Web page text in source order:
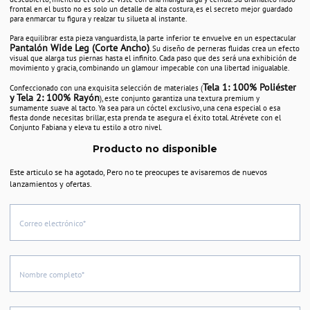
frontal en el busto no es solo un detalle de alta costura, es el secreto mejor guardado
para enmarcar tu figura y realzar tu silueta al instante.
Para equilibrar esta pieza vanguardista, la parte inferior te envuelve en un espectacular
Pantalón Wide Leg (Corte Ancho). Su diseño de perneras fluidas crea un efecto
visual que alarga tus piernas hasta el infinito. Cada paso que des será una exhibición de
movimiento y gracia, combinando un glamour impecable con una libertad inigualable.
Confeccionado con una exquisita selección de materiales (Tela 1: 100% Poliéster
y Tela 2: 100% Rayón), este conjunto garantiza una textura premium y
sumamente suave al tacto. Ya sea para un cóctel exclusivo, una cena especial o esa
fiesta donde necesitas brillar, esta prenda te asegura el éxito total. Atrévete con el
Conjunto Fabiana y eleva tu estilo a otro nivel.
Producto no disponible
Este articulo se ha agotado, Pero no te preocupes te avisaremos de nuevos
lanzamientos y ofertas.
Correo electrónico*
Nombre completo*